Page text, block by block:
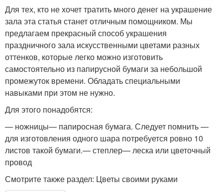
Для тех, кто не хочет тратить много денег на украшение
зала эта статья станет отличным помощником. Мы
предлагаем прекрасный способ украшения
праздничного зала искусственными цветами разных
оттенков, которые легко можно изготовить
самостоятельно из папирусной бумаги за небольшой
промежуток времени. Обладать специальными
навыками при этом не нужно.
Для этого понадобятся:
— ножницы— папиросная бумага. Следует помнить —
для изготовления одного шара потребуется ровно 10
листов такой бумаги.— степлер— леска или цветочный
провод
Смотрите также раздел: Цветы своими руками